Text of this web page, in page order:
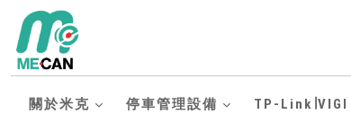
關於米克 停車管理設備 TP-Link∣VIGI